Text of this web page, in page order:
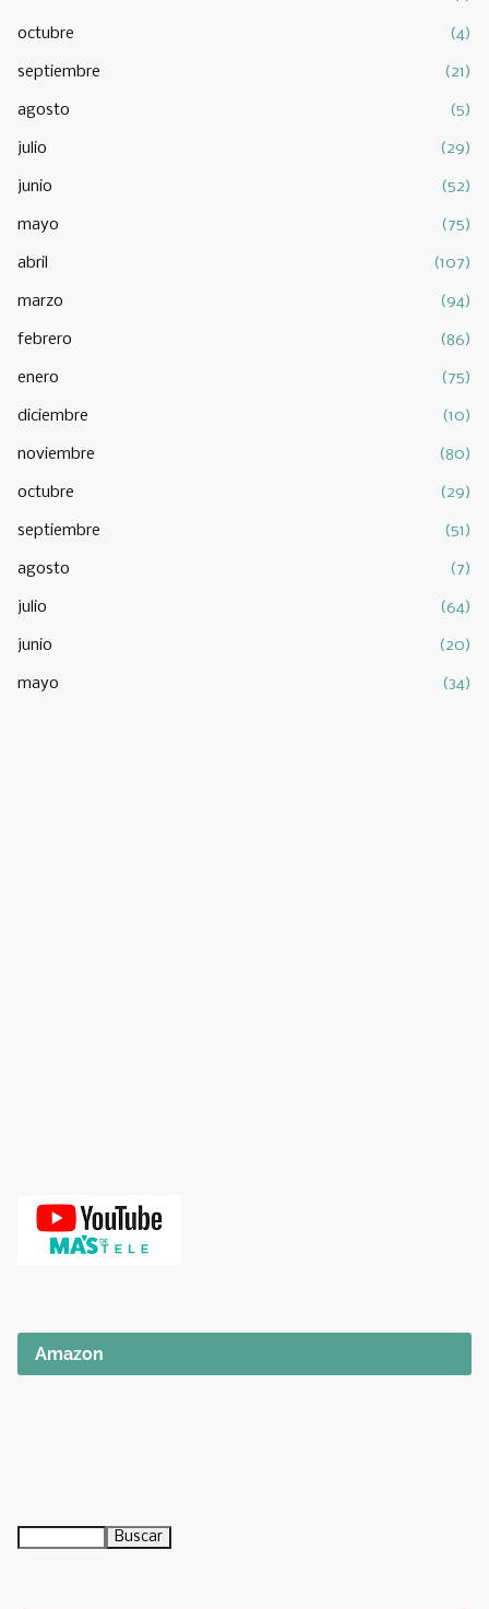
octubre (4)
septiembre (21)
agosto (5)
julio (29)
junio (52)
mayo (75)
abril (107)
marzo (94)
febrero (86)
enero (75)
diciembre (10)
noviembre (80)
octubre (29)
septiembre (51)
agosto (7)
julio (64)
junio (20)
mayo (34)
Amazon